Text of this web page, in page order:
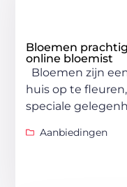
Bloemen
online bloemist
Bloemen zijn
huis op te
speciale
Aanbiedingen